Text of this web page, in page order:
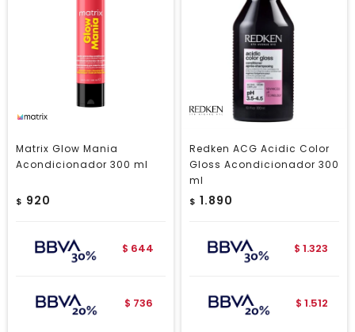
Matrix Glow Mania
Acondicionador 300 ml
$ 920
$ 644
$ 736
Redken ACG Acidic Color
Gloss Acondicionador 300
ml
$ 1.890
$ 1.323
$ 1.512